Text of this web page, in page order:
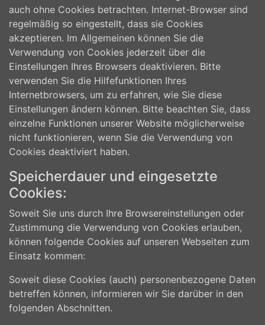
auch ohne Cookies betrachten. Internet-Browser sind
regelmäßig so eingestellt, dass sie Cookies
akzeptieren. Im Allgemeinen können Sie die
Verwendung von Cookies jederzeit über die
Einstellungen Ihres Browsers deaktivieren. Bitte
verwenden Sie die Hilfefunktionen Ihres
Internetbrowsers, um zu erfahren, wie Sie diese
Einstellungen ändern können. Bitte beachten Sie, dass
einzelne Funktionen unserer Website möglicherweise
nicht funktionieren, wenn Sie die Verwendung von
Cookies deaktiviert haben.
Speicherdauer und eingesetzte
Cookies:
Soweit Sie uns durch Ihre Browsereinstellungen oder
Zustimmung die Verwendung von Cookies erlauben,
können folgende Cookies auf unseren Webseiten zum
Einsatz kommen:
Soweit diese Cookies (auch) personenbezogene Daten
betreffen können, informieren wir Sie darüber in den
folgenden Abschnitten.